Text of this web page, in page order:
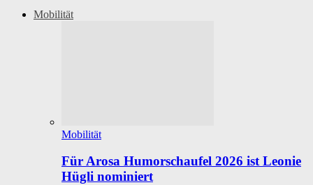
Mobilität
Mobilität
Für Arosa Humorschaufel 2026 ist Leonie
Hügli nominiert